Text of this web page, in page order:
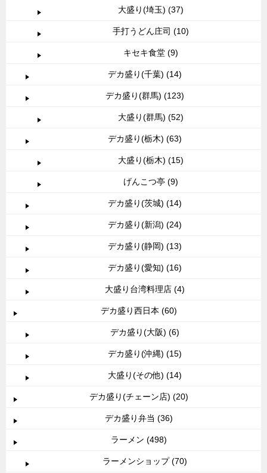
大盛り(埼玉) (37)
手打うどん庄司 (10)
キセキ食堂 (9)
デカ盛り(千葉) (14)
デカ盛り(群馬) (123)
大盛り(群馬) (52)
デカ盛り(栃木) (63)
大盛り(栃木) (15)
げんこつ亭 (9)
デカ盛り(茨城) (14)
デカ盛り(新潟) (24)
デカ盛り(静岡) (13)
デカ盛り(愛知) (16)
大盛り台湾料理店 (4)
デカ盛り西日本 (60)
デカ盛り(大阪) (6)
デカ盛り(沖縄) (15)
大盛り(その他) (14)
デカ盛り(チェーン店) (20)
デカ盛り弁当 (36)
ラーメン (498)
ラーメンショップ (70)